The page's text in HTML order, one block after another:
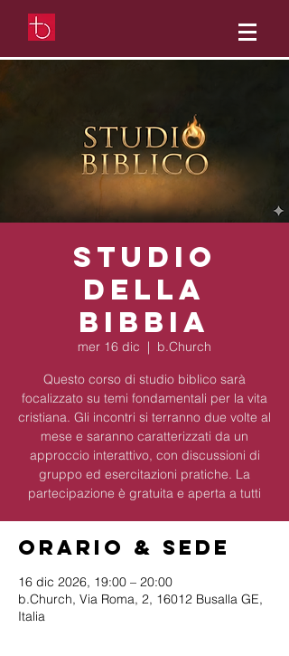
Studio
della
Bibbia
mer 16 dic
  |
b.Church
Questo corso di studio biblico sarà
focalizzato su temi fondamentali per la vita
cristiana. Gli incontri si terranno due volte al
mese e saranno caratterizzati da un
approccio interattivo, con discussioni di
gruppo ed esercitazioni pratiche. La
partecipazione è gratuita e aperta a tutti
Orario & Sede
16 dic 2026, 19:00 – 20:00
b.Church, Via Roma, 2, 16012 Busalla GE,
Italia